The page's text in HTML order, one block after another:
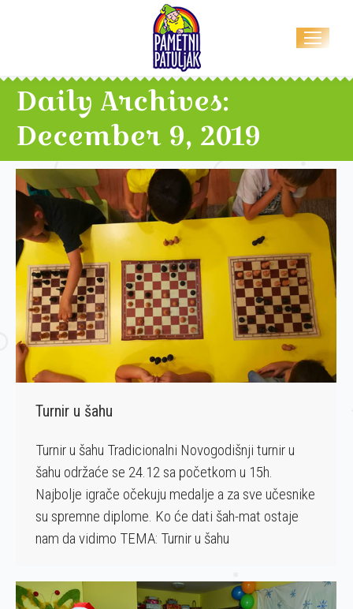
Daily Archives:
December 9, 2019
Turnir u šahu
Turnir u šahu Tradicionalni Novogodišnji turnir u
šahu održaće se 24.12 sa početkom u 15h.
Najbolje igrače očekuju medalje a za sve učesnike
su spremne diplome. Ko će dati šah-mat ostaje
nam da vidimo TEMA: Turnir u šahu